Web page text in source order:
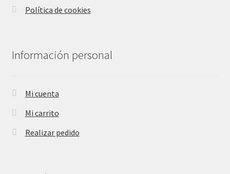
Política de cookies
Información personal
Mi cuenta
Mi carrito
Realizar pedido